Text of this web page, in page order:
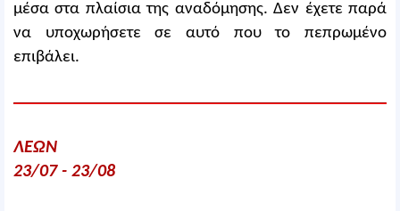
μέσα στα πλαίσια της αναδόμησης. Δεν έχετε παρά
να υποχωρήσετε σε αυτό που το πεπρωμένο
επιβάλει.
ΛΕΩΝ
23/07 - 23/08